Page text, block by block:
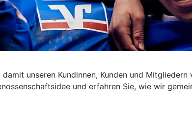
unseren Kundinnen, Kunden und
und erfahren Sie, wie wir